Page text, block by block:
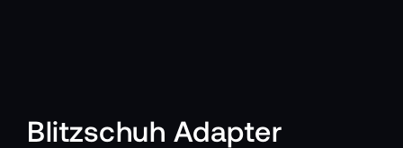
Blitzschuh Adapter